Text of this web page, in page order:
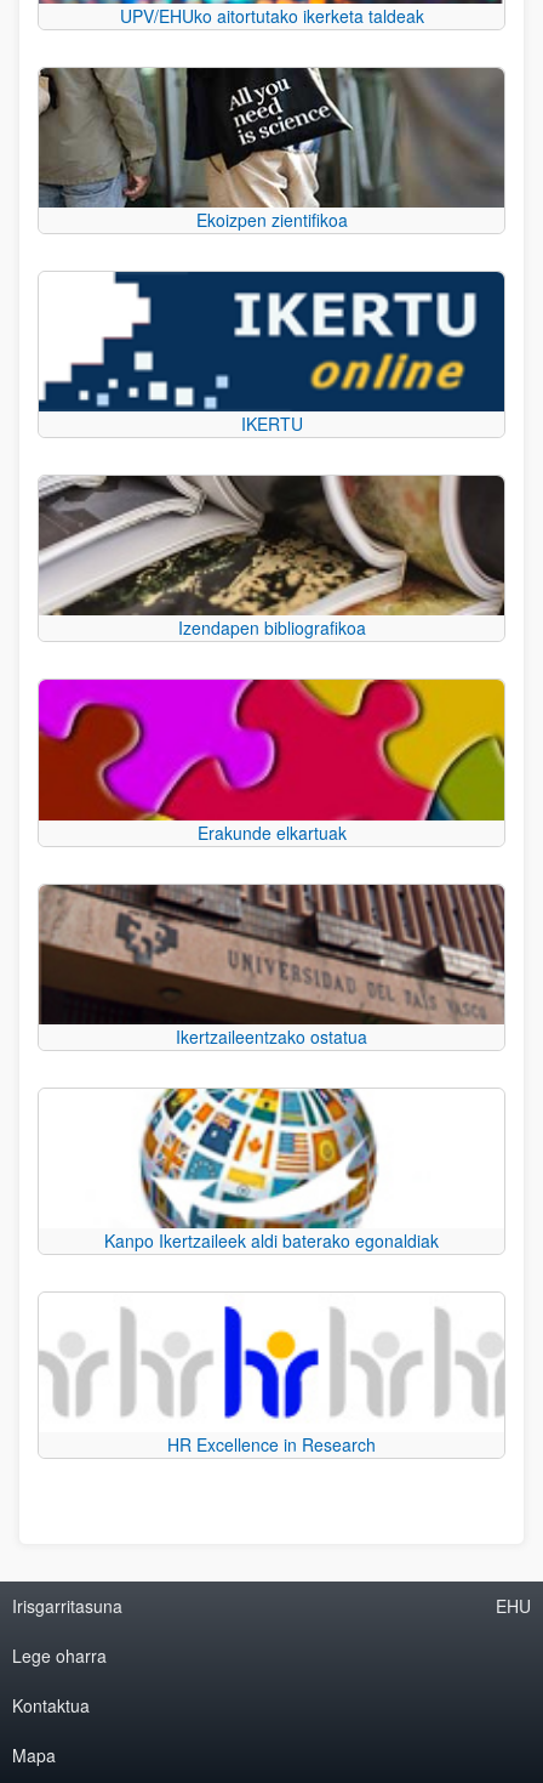
UPV/EHUko aitortutako ikerketa taldeak
Ekoizpen zientifikoa
IKERTU
Izendapen bibliografikoa
Erakunde elkartuak
Ikertzaileentzako ostatua
Kanpo Ikertzaileek aldi baterako egonaldiak
HR Excellence in Research
Irisgarritasuna
Lege oharra
Kontaktua
Mapa
EHU